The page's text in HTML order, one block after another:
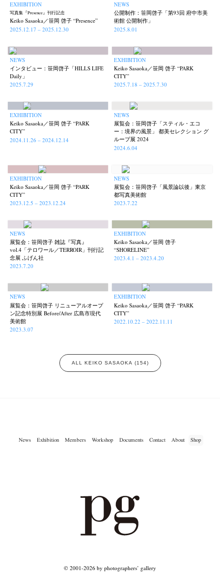
EXHIBITION
写真集『Presence』刊行記念
Keiko Sasaoka／笹岡 啓子 “Presence”
2025.12.17 – 2025.12.30
NEWS
公開制作：笹岡啓子「第93回 府中市美
術館 公開制作」
2025.8.01
NEWS
インタビュー：笹岡啓子「HILLS LIFE
Daily」
2025.7.29
EXHIBITION
Keiko Sasaoka／笹岡 啓子 “PARK
CITY”
2025.7.18 – 2025.7.30
EXHIBITION
Keiko Sasaoka／笹岡 啓子 “PARK
CITY”
2024.11.26 – 2024.12.14
NEWS
展覧会：笹岡啓子「スティル・エコ
ー：境界の風景」 都美セレクション グ
ループ展 2024
2024.6.04
EXHIBITION
Keiko Sasaoka／笹岡 啓子 “PARK
CITY”
2023.12.5 – 2023.12.24
NEWS
展覧会：笹岡啓子「風景論以後」東京
都写真美術館
2023.7.22
NEWS
展覧会：笹岡啓子 雑誌『写真』
vol.4「テロワール／TERROIR」刊行記
念展 ふげん社
2023.7.20
EXHIBITION
Keiko Sasaoka／笹岡 啓子
“SHORELINE”
2023.4.1 – 2023.4.20
NEWS
展覧会：笹岡啓子 リニューアルオープ
ン記念特別展 Before/After 広島市現代
美術館
2023.3.07
EXHIBITION
Keiko Sasaoka／笹岡 啓子 “PARK
CITY”
2022.10.22 – 2022.11.11
ALL KEIKO SASAOKA (154)
News Exhibition Members Workshop Documents Contact About Shop
© 2001-2026 by photographers’ gallery